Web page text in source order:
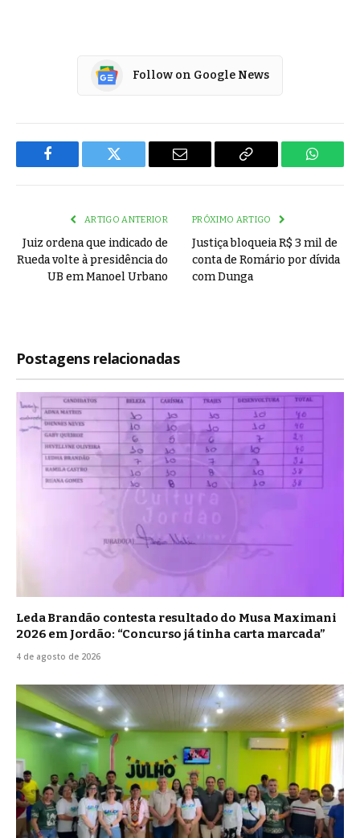
Follow on Google News
Facebook Twitter Email
Copy
ARTIGO ANTERIOR
Juiz ordena que indicado de
Rueda volte à presidência do
UB em Manoel Urbano
PRÓXIMO ARTIGO
Justiça bloqueia R$ 3 mil de
conta de Romário por dívida
com Dunga
Postagens relacionadas
Leda Brandão contesta resultado do Musa Maximani
2026 em Jordão: “Concurso já tinha carta marcada”
4 de agosto de 2026